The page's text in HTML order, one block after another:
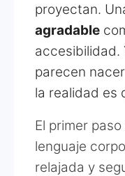
proyectan.
agradable
accesibilidad.
parecen
la realidad es
El primer
lenguaje
relajada y